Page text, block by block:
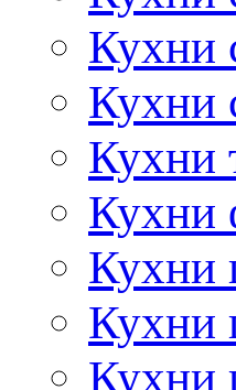
Кухни
Кухни
Кухни
Кухни
Кухни
Кухни
Кухни